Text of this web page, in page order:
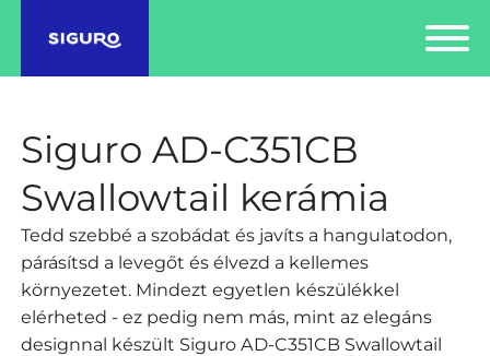
Siguro AD-C351CB
Swallowtail kerámia
Tedd szebbé a szobádat és javíts a hangulatodon,
párásítsd a levegőt és élvezd a kellemes
környezetet. Mindezt egyetlen készülékkel
elérheted - ez pedig nem más, mint az elegáns
designnal készült Siguro AD-C351CB Swallowtail